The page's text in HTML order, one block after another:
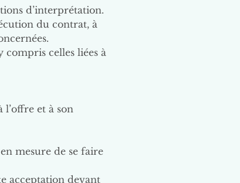
d’interprétation.
du contrat, à
compris celles liées à
l’offre et à son
mesure de se faire
acceptation devant